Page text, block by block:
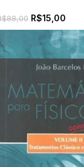
no CERN
88,00 R$15,00